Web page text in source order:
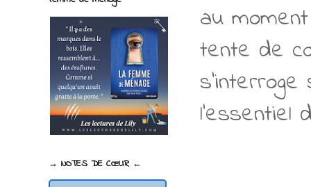
au
tente de
→ NOTES DE CŒUR ←